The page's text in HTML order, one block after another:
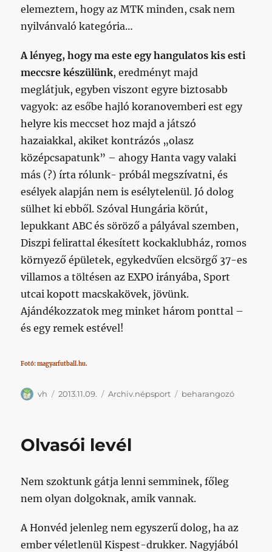
elemeztem, hogy az MTK minden, csak nem
nyilvánvaló kategória…
A lényeg, hogy ma este egy hangulatos kis esti
meccsre készülünk, eredményt majd
meglátjuk, egyben viszont egyre biztosabb
vagyok: az esőbe hajló koranovemberi est egy
helyre kis meccset hoz majd a játszó
hazaiakkal, akiket kontrázós „olasz
középcsapatunk” – ahogy Hanta vagy valaki
más (?) írta rólunk- próbál megszívatni, és
esélyek alapján nem is esélytelenül. Jó dolog
sülhet ki ebből. Szóval Hungária körút,
lepukkant ABC és söröző a pályával szemben,
Diszpi felirattal ékesített kockaklubház, romos
környező épületek, egykedvűen elcsörgő 37-es
villamos a töltésen az EXPO irányába, Sport
utcai kopott macskakövek, jövünk.
Ajándékozzatok meg minket három ponttal –
és egy remek estével!
Fotó: magyarfutball.hu.
Szerző
vh Közzétéve
2013.11.09. Kategória
Archiv.népsport Címke
beharangozó
Olvasói levél
Nem szoktunk gátja lenni semminek, főleg
nem olyan dolgoknak, amik vannak.
A Honvéd jelenleg nem egyszerű dolog, ha az
ember véletlenül Kispest-drukker. Nagyjából